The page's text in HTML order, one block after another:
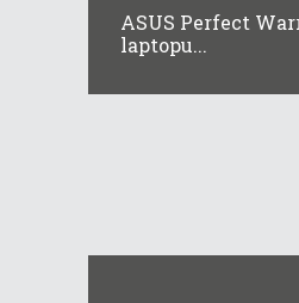
ASUS Perfect
laptopu...